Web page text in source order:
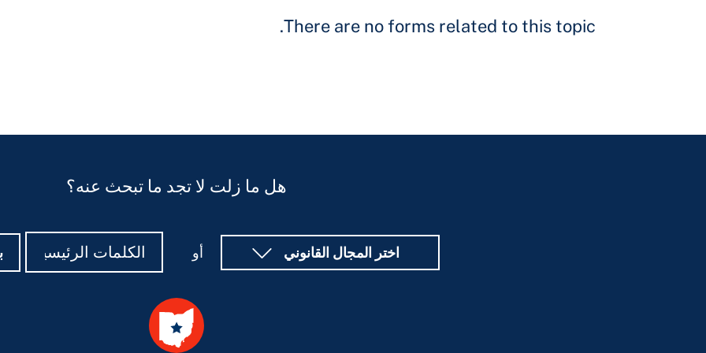
There are no forms related to this topic.
هل ما زلت لا تجد ما تبحث عنه؟
اختر المجال القانوني أو